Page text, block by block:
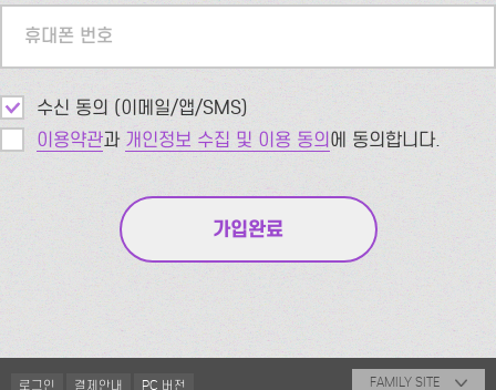
휴대폰 번호
수신 동의 (이메일/앱/SMS)
이용약관과 개인정보 수집 및 이용 동의에 동의합니다.
로그인 결제안내 PC 버전 FAMILY SITE